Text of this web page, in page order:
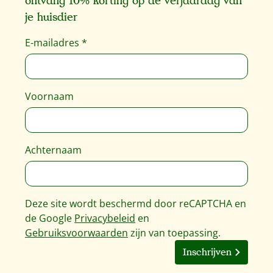
je huisdier
E-mailadres *
Voornaam
Achternaam
Deze site wordt beschermd door reCAPTCHA en
de Google Privacybeleid en
Gebruiksvoorwaarden zijn van toepassing.
Inschrijven